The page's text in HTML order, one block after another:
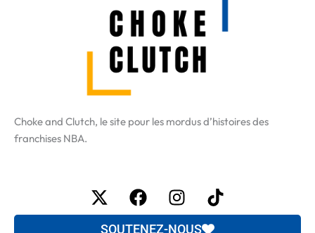
Choke and Clutch, le site pour les mordus d’histoires des
franchises NBA.
X-
twitter
FacebookInstagram
Tiktok
SOUTENEZ-NOUS